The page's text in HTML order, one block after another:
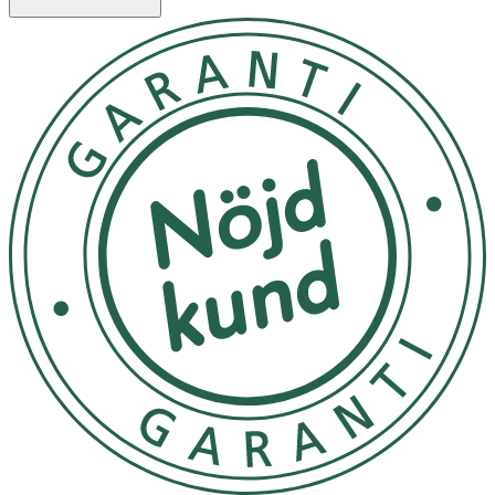
- Praktisk att ta med som mellanmål
Användning
- Konsumeras vid behov, exempelvis som mellanmål eller
efter fysisk aktivitet.
- Överdriven konsumtion kan ha laxerande effekt.
Förvaring
Förvaras i rumstemperatur, utom räckhåll för små barn.
Näringsinnehåll 100 g
Energi
1546 kJ/371
kcal
851 kJ/204
kcal
17 g 9,2 g